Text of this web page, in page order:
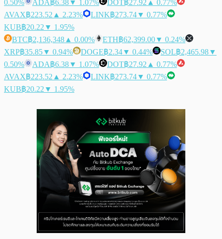
0.50%
ADA฿6.38▼ 1.07% DOT฿27.92 ▲ 0.77%
AVAX฿223.52 ▲ 2.23% LINK฿273.74▼ 0.77%
KUB฿20.22 ▼ 1.95%
BTC฿2,136,348 ▲ 0.00% ETH฿62,399.00▼ 0.24%
XRP฿35.85▼ 0.94% DOGE฿2.34▼ 0.44% SOL฿2,465.98▼
0.50%
ADA฿6.38▼ 1.07% DOT฿27.92 ▲ 0.77%
AVAX฿223.52 ▲ 2.23% LINK฿273.74▼ 0.77%
KUB฿20.22 ▼ 1.95%